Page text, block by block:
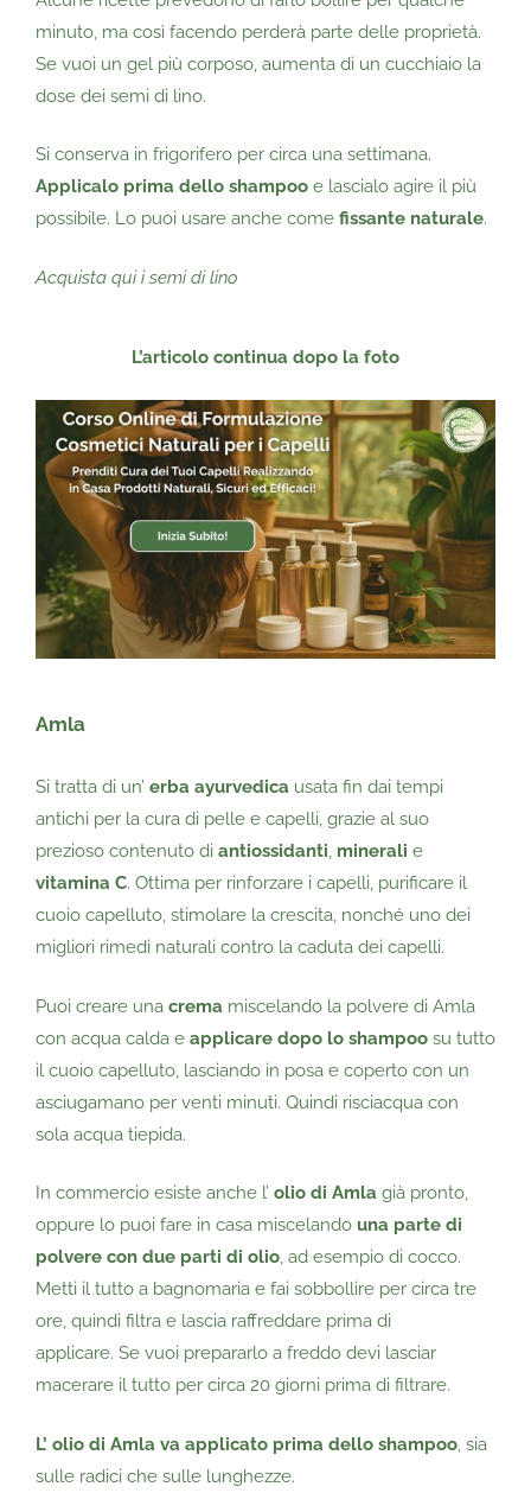
minuto, ma così facendo perderà parte delle proprietà.
Se vuoi un gel più corposo, aumenta di un cucchiaio la
dose dei semi di lino.
Si conserva in frigorifero per circa una settimana.
Applicalo prima dello shampoo e lascialo agire il più
possibile. Lo puoi usare anche come fissante naturale.
Acquista qui i semi di lino
L’articolo continua dopo la foto
Amla
Si tratta di un’ erba ayurvedica usata fin dai tempi
antichi per la cura di pelle e capelli, grazie al suo
prezioso contenuto di antiossidanti, minerali e
vitamina C. Ottima per rinforzare i capelli, purificare il
cuoio capelluto, stimolare la crescita, nonché uno dei
migliori rimedi naturali contro la caduta dei capelli.
Puoi creare una crema miscelando la polvere di Amla
con acqua calda e applicare dopo lo shampoo su tutto
il cuoio capelluto, lasciando in posa e coperto con un
asciugamano per venti minuti. Quindi risciacqua con
sola acqua tiepida.
In commercio esiste anche l’ olio di Amla già pronto,
oppure lo puoi fare in casa miscelando una parte di
polvere con due parti di olio, ad esempio di cocco.
Metti il tutto a bagnomaria e fai sobbollire per circa tre
ore, quindi filtra e lascia raffreddare prima di
applicare. Se vuoi prepararlo a freddo devi lasciar
macerare il tutto per circa 20 giorni prima di filtrare.
L’ olio di Amla va applicato prima dello shampoo, sia
sulle radici che sulle lunghezze.